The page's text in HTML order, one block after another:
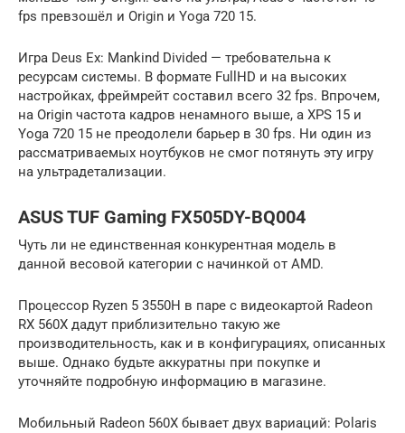
fps превзошёл и Origin и Yoga 720 15.
Игра Deus Ex: Mankind Divided — требовательна к
ресурсам системы. В формате FullHD и на высоких
настройках, фреймрейт составил всего 32 fps. Впрочем,
на Origin частота кадров ненамного выше, а XPS 15 и
Yoga 720 15 не преодолели барьер в 30 fps. Ни один из
рассматриваемых ноутбуков не смог потянуть эту игру
на ультрадетализации.
ASUS TUF Gaming FX505DY-BQ004
Чуть ли не единственная конкурентная модель в
данной весовой категории с начинкой от AMD.
Процессор Ryzen 5 3550H в паре с видеокартой Radeon
RX 560X дадут приблизительно такую же
производительность, как и в конфигурациях, описанных
выше. Однако будьте аккуратны при покупке и
уточняйте подробную информацию в магазине.
Мобильный Radeon 560X бывает двух вариаций: Polaris